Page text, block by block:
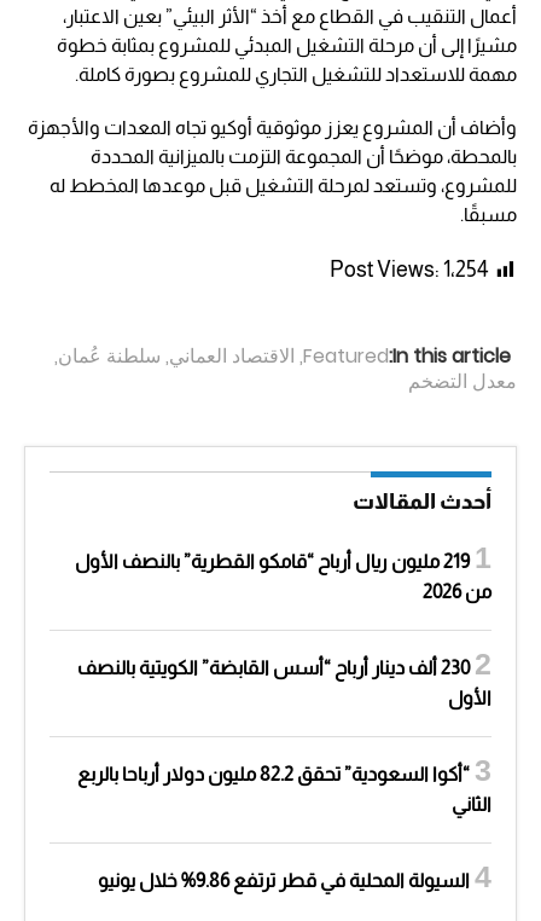
أعمال التنقيب في القطاع مع أخذ “الأثر البيئي” بعين الاعتبار،
مشيرًا إلى أن مرحلة التشغيل المبدئي للمشروع بمثابة خطوة
مهمة للاستعداد للتشغيل التجاري للمشروع بصورة كاملة.
وأضاف أن المشروع يعزز موثوقية أوكيو تجاه المعدات والأجهزة
بالمحطة، موضحًا أن المجموعة التزمت بالميزانية المحددة
للمشروع، وتستعد لمرحلة التشغيل قبل موعدها المخطط له
مسبقًا.
Post Views: 1٬254
In this article:
Featured
, الاقتصاد العماني, سلطنة عُمان,
معدل التضخم
أحدث المقالات
219 مليون ريال أرباح “قامكو القطرية” بالنصف الأول
من 2026
230 ألف دينار أرباح “أسس القابضة” الكويتية بالنصف
الأول
“أكوا السعودية” تحقق 82.2 مليون دولار أرباحا بالربع
الثاني
السيولة المحلية في قطر ترتفع 9.86% خلال يونيو